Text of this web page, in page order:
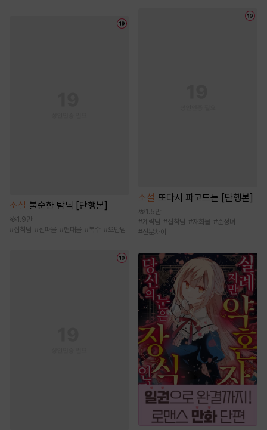
소설 불순한 탐닉 [단행본]
1.9만
#집착남 #신파물 #현대물 #복수 #오만남
소설 또다시 파고드는 [단행본]
1.5만
#계략남 #집착남 #재회물 #순정녀
#신분차이